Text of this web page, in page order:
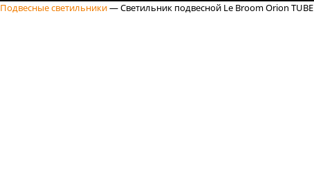
Подвесные светильники—Светильник подвесной Le Broom Orion TUBE